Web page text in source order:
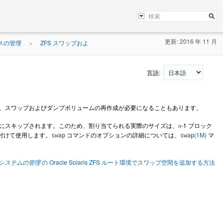
の管理 » ZFS スワップおよ 更新: 2016 年 11 月
言語:
ワップおよびダンプボリュームの再作成が必要になることもあります。
キップされます。このため、割り当てられる実際のサイズは、 n-1 ブロック
けて使用します。 swap コマンドのオプションの詳細については、 swap(1M) マ
ステムの管理の Oracle Solaris ZFS ルート環境でスワップ空間を追加する方法